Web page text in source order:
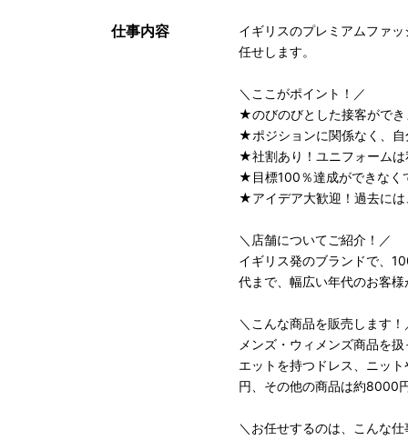
仕事内容
イギリスのプレミアムファ
任せします。
＼ここがポイント！／
★のびのびとした接客ができ
★ポジションに関係なく、
★社割あり！ユニフォーム
★目標100％達成ができなく
★アイデア大歓迎！過去に
＼店舗についてご紹介！／
イギリス発のブランドで、
代まで、幅広い年代のお客
＼こんな商品を販売します！
メンズ・ウィメンズ商品を
エットを持つドレス、ニッ
円、その他の商品は約8000
＼お任せするのは、こんな